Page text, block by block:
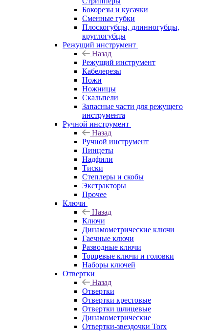
Бокорезы и кусачки
Сменные губки
Плоскогубцы, длинногубцы,
круглогубцы
Режущий инструмент
Назад
Режущий инструмент
Кабелерезы
Ножи
Ножницы
Скальпели
Запасные части для режущего
инструмента
Ручной инструмент
Назад
Ручной инструмент
Пинцеты
Надфили
Тиски
Степлеры и скобы
Экстракторы
Прочее
Ключи
Назад
Ключи
Динамометрические ключи
Гаечные ключи
Разводные ключи
Торцевые ключи и головки
Наборы ключей
Отвертки
Назад
Отвертки
Отвертки крестовые
Отвертки шлицевые
Динамометрические
Отвертки-звездочки Torx